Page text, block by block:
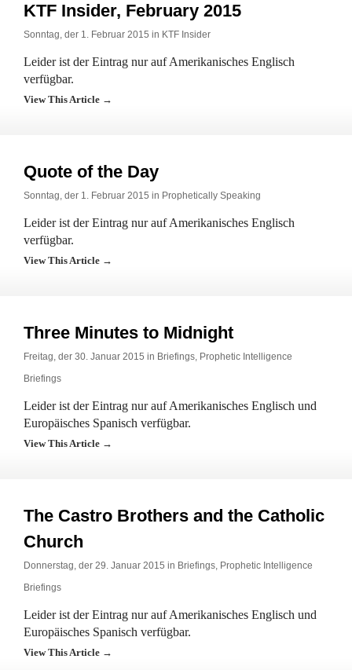
KTF Insider, February 2015
Sonntag, der 1. Februar 2015 in KTF Insider
Leider ist der Eintrag nur auf Amerikanisches Englisch
verfügbar.
View This Article →
Quote of the Day
Sonntag, der 1. Februar 2015 in Prophetically Speaking
Leider ist der Eintrag nur auf Amerikanisches Englisch
verfügbar.
View This Article →
Three Minutes to Midnight
Freitag, der 30. Januar 2015 in Briefings, Prophetic Intelligence
Briefings
Leider ist der Eintrag nur auf Amerikanisches Englisch und
Europäisches Spanisch verfügbar.
View This Article →
The Castro Brothers and the Catholic
Church
Donnerstag, der 29. Januar 2015 in Briefings, Prophetic Intelligence
Briefings
Leider ist der Eintrag nur auf Amerikanisches Englisch und
Europäisches Spanisch verfügbar.
View This Article →